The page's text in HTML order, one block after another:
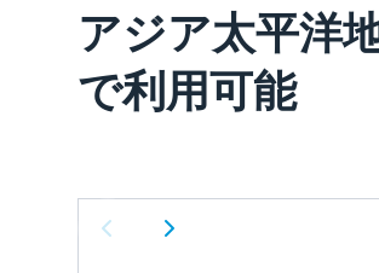
アジア太平洋
で利用可能